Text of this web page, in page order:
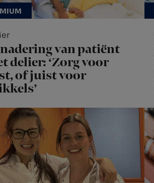
van patiënt
delier: ‘Zorg voor
of juist voor